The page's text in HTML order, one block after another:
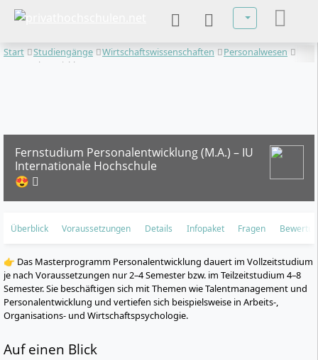
Sprache
Start Studiengänge Wirtschaftswissenschaften
Personalwesen
Personalentwicklung
Fernstudium Personalentwicklung (M.A.) – IU
Internationale Hochschule
😍
Überblick Voraussetzungen Details Infopaket Fragen
👉 Das Masterprogramm Personalentwicklung dauert im Vollzeitstudium
je nach Voraussetzungen nur 2–4 Semester bzw. im Teilzeitstudium 4–8
Semester. Sie beschäftigen sich mit Themen wie Talentmanagement und
Personalentwicklung und vertiefen sich beispielsweise in Arbeits-,
Organisations- und Wirtschaftspsychologie.
Auf einen Blick